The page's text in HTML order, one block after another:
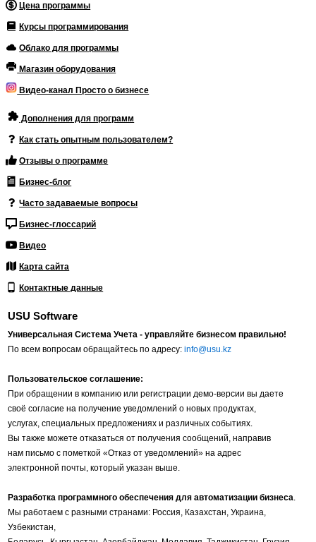
Цена программы
Курсы программирования
Облако для программы
Магазин оборудования
Видео-канал Просто о бизнесе
Дополнения для программ
Как стать опытным пользователем?
Отзывы о программе
Бизнес-блог
Часто задаваемые вопросы
Бизнес-глоссарий
Видео
Карта сайта
Контактные данные
USU Software
Универсальная Система Учета - управляйте бизнесом правильно!
По всем вопросам обращайтесь по адресу:info@usu.kz
Пользовательское соглашение:
При обращении в компанию или регистрации демо-версии вы даете
своё согласие на получение уведомлений о новых продуктах,
услугах, специальных предложениях и различных событиях.
Вы также можете отказаться от получения сообщений, направив
нам письмо с пометкой «Отказ от уведомлений» на адрес
электронной почты, который указан выше.
Разработка программного обеспечения для автоматизации бизнеса.
Мы работаем с разными странами: Россия, Казахстан, Украина,
Узбекистан,